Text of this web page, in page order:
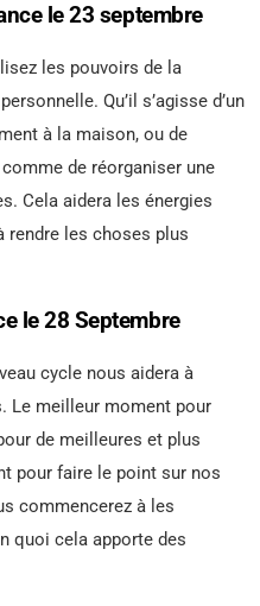
le 23 septembre
les pouvoirs de la
Qu’il s’agisse d’un
à la maison, ou de
de réorganiser une
Cela aidera les énergies
rendre les choses plus
le 28 Septembre
cycle nous aidera à
Le meilleur moment pour
de meilleures et plus
pour faire le point sur nos
commencerez à les
quoi cela apporte des